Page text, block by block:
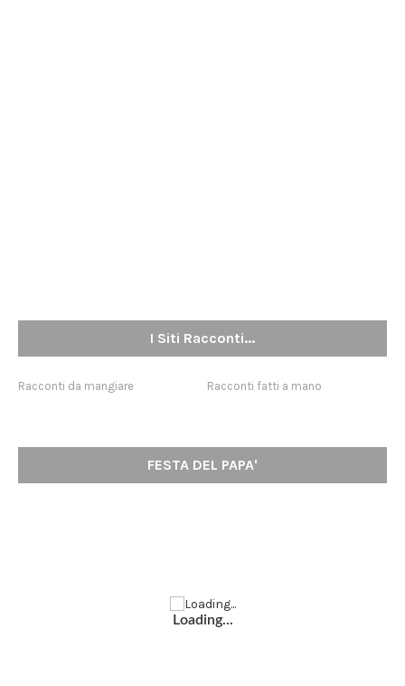
I Siti Racconti...
Racconti da mangiare Racconti fatti a mano
FESTA DEL PAPA'
Loading...